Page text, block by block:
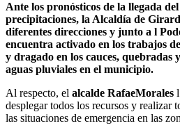
Ante los pronósticos de la llegada
precipitaciones, la Alcaldía de
diferentes direcciones y junto a l
encuentra activado en los trabajos
y dragado en los cauces, quebradas
aguas pluviales en el municipio.
Al respecto, el alcalde RafaeMorales
desplegar todos los recursos y realizar
las situaciones de emergencia en las